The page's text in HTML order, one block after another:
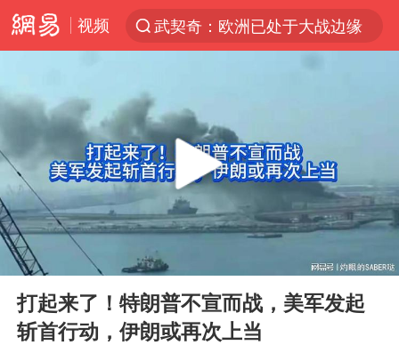
视频
武契奇：欧洲已处于大战边缘
贾冰私人饭局被偷拍
医疗垃圾做手机壳 这也是谋财害命
辽宁28名务农人员中暑死亡？官方辟谣
独闯南太行失联14天的女子已找到
费大厨口号更改 不再宣传小炒肉大王
演员秦焰去世 曾出演《狂飙》
Play
打起来了！特朗普不宣而战，美军发起
斩首行动，伊朗或再次上当